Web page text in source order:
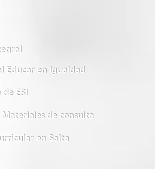
Educar en Igualdad
ESI
Materiales de consulta
en Salta